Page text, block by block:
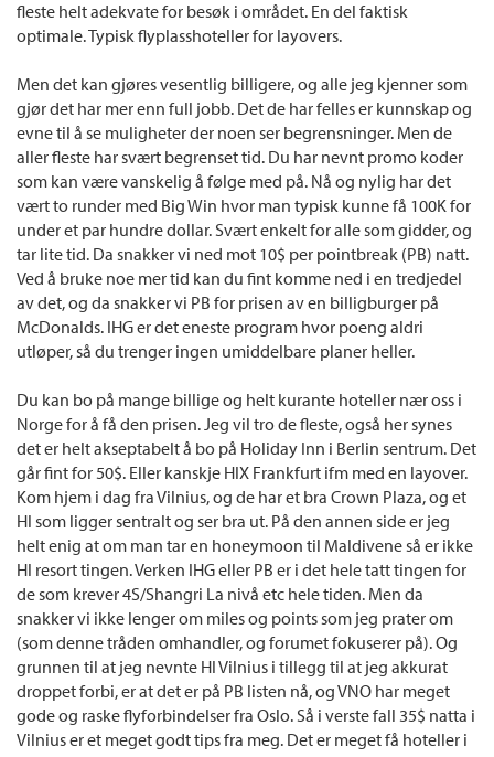
fleste helt adekvate for besøk i området. En del faktisk
optimale. Typisk flyplasshoteller for layovers.
Men det kan gjøres vesentlig billigere, og alle jeg kjenner som
gjør det har mer enn full jobb. Det de har felles er kunnskap og
evne til å se muligheter der noen ser begrensninger. Men de
aller fleste har svært begrenset tid. Du har nevnt promo koder
som kan være vanskelig å følge med på. Nå og nylig har det
vært to runder med Big Win hvor man typisk kunne få 100K for
under et par hundre dollar. Svært enkelt for alle som gidder, og
tar lite tid. Da snakker vi ned mot 10$ per pointbreak (PB) natt.
Ved å bruke noe mer tid kan du fint komme ned i en tredjedel
av det, og da snakker vi PB for prisen av en billigburger på
McDonalds. IHG er det eneste program hvor poeng aldri
utløper, så du trenger ingen umiddelbare planer heller.
Du kan bo på mange billige og helt kurante hoteller nær oss i
Norge for å få den prisen. Jeg vil tro de fleste, også her synes
det er helt akseptabelt å bo på Holiday Inn i Berlin sentrum. Det
går fint for 50$. Eller kanskje HIX Frankfurt ifm med en layover.
Kom hjem i dag fra Vilnius, og de har et bra Crown Plaza, og et
HI som ligger sentralt og ser bra ut. På den annen side er jeg
helt enig at om man tar en honeymoon til Maldivene så er ikke
HI resort tingen. Verken IHG eller PB er i det hele tatt tingen for
de som krever 4S/Shangri La nivå etc hele tiden. Men da
snakker vi ikke lenger om miles og points som jeg prater om
(som denne tråden omhandler, og forumet fokuserer på). Og
grunnen til at jeg nevnte HI Vilnius i tillegg til at jeg akkurat
droppet forbi, er at det er på PB listen nå, og VNO har meget
gode og raske flyforbindelser fra Oslo. Så i verste fall 35$ natta i
Vilnius er et meget godt tips fra meg. Det er meget få hoteller i